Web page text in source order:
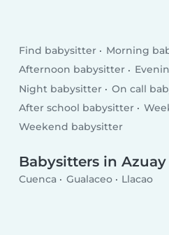
Find babysitter
Morning
Afternoon babysitter
Night babysitter
On call
After school babysitter
Weekend babysitter
Babysitters in Azuay
Cuenca Gualaceo Llacao